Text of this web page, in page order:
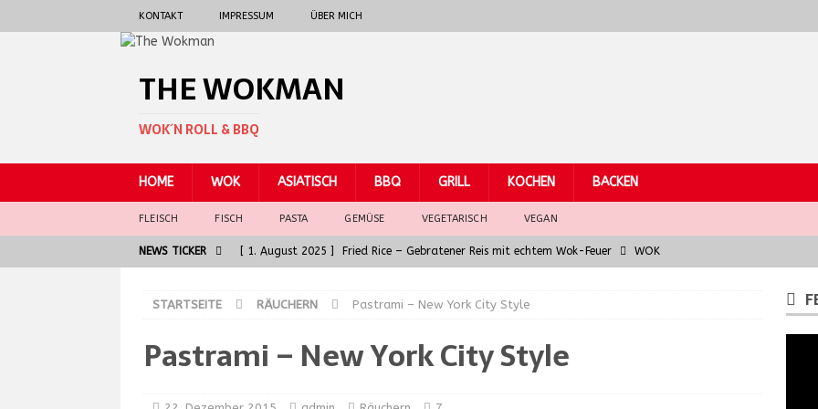
KONTAKT IMPRESSUM ÜBER MICH
THE WOKMAN
WOK´N ROLL & BBQ
HOME WOK ASIATISCH BBQ GRILL KOCHEN BACKEN
FLEISCH FISCH PASTA GEMÜSE VEGETARISCH VEGAN
NEWS TICKER [ 1. August 2025 ] Fried Rice – Gebratener Reis mit echtem Wok-Feuer WOK
[ 5. Juni 2025 ] Badische Kalbsleber mit asiatischem Fusion-Jus – Wok Hei für Gourmets
ASIATISCH
Die Seele der Garküchen: Grundzutaten der südostasiatischen Küche
[ 7. August 2025 ] Spaghetti alla chitarra al ragù di finocchio e salsiccia
STARTSEITE RÄUCHERN Pastrami – New York City Style
Pastrami – New York City Style